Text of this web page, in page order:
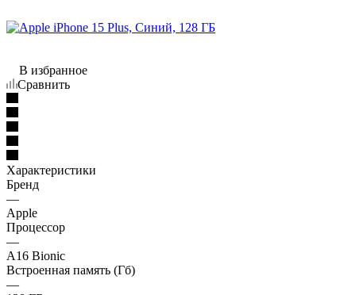
В избранное
Сравнить
Характеристики
Бренд
—
Apple
Процессор
—
A16 Bionic
Встроенная память (Гб)
—